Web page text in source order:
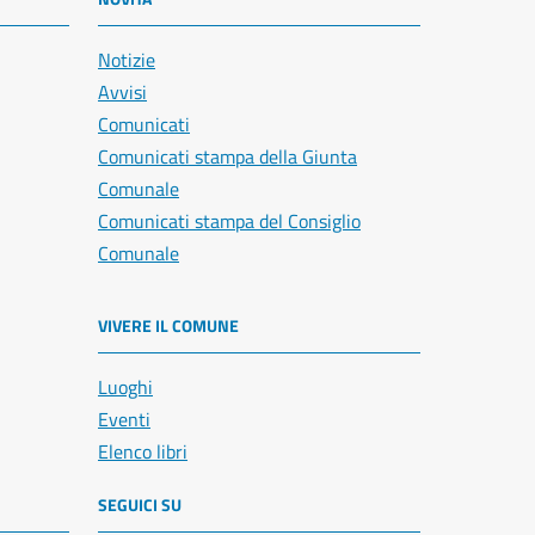
Notizie
Avvisi
Comunicati
Comunicati stampa della Giunta
Comunale
Comunicati stampa del Consiglio
Comunale
VIVERE IL COMUNE
Luoghi
Eventi
Elenco libri
SEGUICI SU